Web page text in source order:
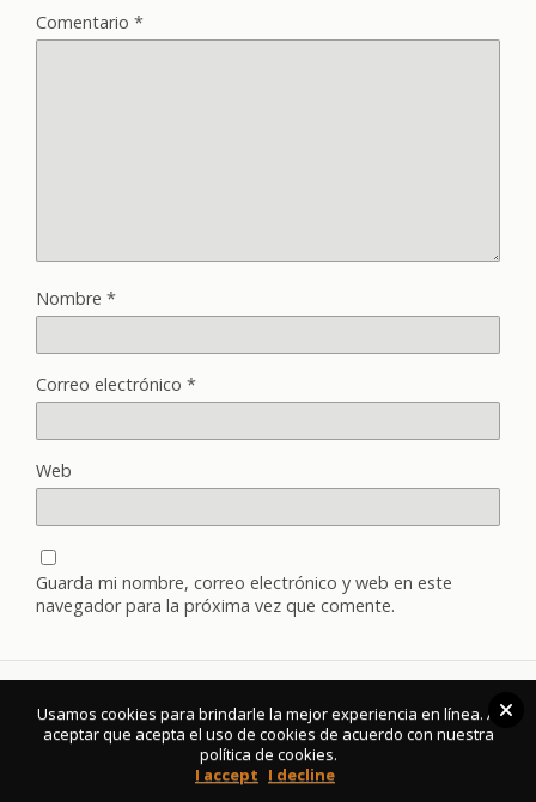
Comentario *
Nombre *
Correo electrónico *
Web
Guarda mi nombre, correo electrónico y web en este
navegador para la próxima vez que comente.
Volver arriba
Móvil Escritorio
Usamos cookies para brindarle la mejor experiencia en línea. Al
aceptar que acepta el uso de cookies de acuerdo con nuestra
política de cookies.
I accept I decline